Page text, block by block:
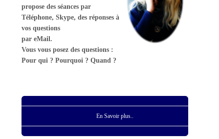
propose des séances par
Téléphone, Skype, des réponses à
vos questions
par eMail.
Vous vous posez des questions :
Pour qui ? Pourquoi ? Quand ?
En Savoir plus..